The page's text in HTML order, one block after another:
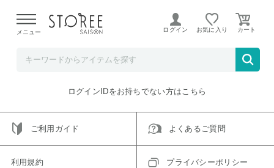
よる配送遅延が発生しております。
メニュー ログイン お気に入り
ご指定のアイテムは取り扱い終了、またはただいま取り扱い
トップへ戻る
ログインIDをお持ちでない方はこちら
ご利用ガイド よくあるご質問
利用規約 プライバシーポリシー